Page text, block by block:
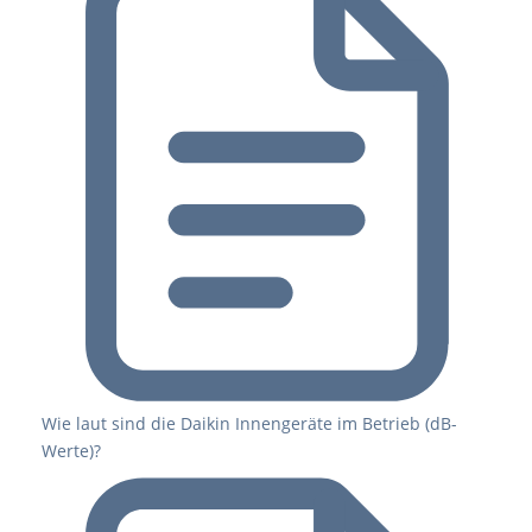
Wie laut sind die Daikin Innengeräte im Betrieb (dB-
Werte)?